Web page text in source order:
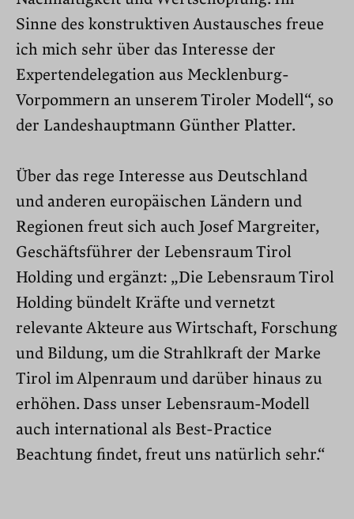
Sinne des konstruktiven Austausches freue
ich mich sehr über das Interesse der
Expertendelegation aus Mecklenburg-
Vorpommern an unserem Tiroler Modell“, so
der Landeshauptmann Günther Platter.
Über das rege Interesse aus Deutschland
und anderen europäischen Ländern und
Regionen freut sich auch Josef Margreiter,
Geschäftsführer der Lebensraum Tirol
Holding und ergänzt: „Die Lebensraum Tirol
Holding bündelt Kräfte und vernetzt
relevante Akteure aus Wirtschaft, Forschung
und Bildung, um die Strahlkraft der Marke
Tirol im Alpenraum und darüber hinaus zu
erhöhen. Dass unser Lebensraum-Modell
auch international als Best-Practice
Beachtung findet, freut uns natürlich sehr.“